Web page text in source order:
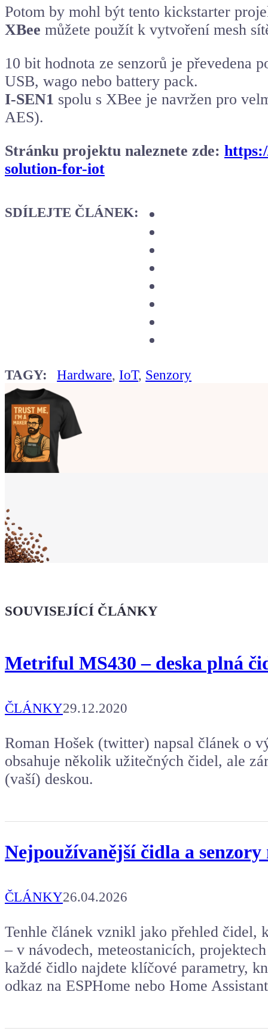
Potom by mohl být tento kickstarter
XBee můžete použít k vytvoření mesh
10 bit hodnota ze senzorů je převedena
USB, wago nebo battery pack.
I-SEN1 spolu s XBee je navržen pro
AES).
Stránku projektu naleznete zde:
solution-for-iot
SDÍLEJTE ČLÁNEK:
TAGY: Hardware,IoT, Senzory
že jsi Maker!
Koupit tričko
SOUVISEJÍCÍ ČLÁNKY
Metriful MS430 – deska plná
ČLÁNKY29.12.2020
Roman Hošek (twitter) napsal článek o
obsahuje několik užitečných čidel, ale
(vaší) deskou.
Nejpoužívanější čidla a
ČLÁNKY26.04.2026
Tenhle článek vznikl jako přehled čidel,
– v návodech, meteostanicích,
každé čidlo najdete klíčové parametry,
odkaz na ESPHome nebo Home